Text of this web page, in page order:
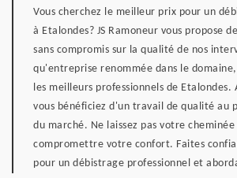
Vous cherchez le meilleur prix pour un
à Etalondes? JS Ramoneur vous propose
sans compromis sur la qualité de nos
qu'entreprise renommée dans le
les meilleurs professionnels de Etalondes.
vous bénéficiez d'un travail de qualité au
du marché. Ne laissez pas votre
compromettre votre confort. Faites
pour un débistrage professionnel et